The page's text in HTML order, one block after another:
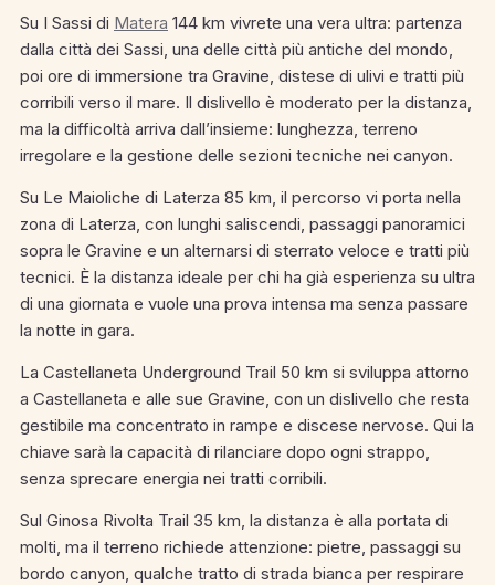
Su I Sassi di Matera 144 km vivrete una vera ultra: partenza
dalla città dei Sassi, una delle città più antiche del mondo,
poi ore di immersione tra Gravine, distese di ulivi e tratti più
corribili verso il mare. Il dislivello è moderato per la distanza,
ma la difficoltà arriva dall’insieme: lunghezza, terreno
irregolare e la gestione delle sezioni tecniche nei canyon.
Su Le Maioliche di Laterza 85 km, il percorso vi porta nella
zona di Laterza, con lunghi saliscendi, passaggi panoramici
sopra le Gravine e un alternarsi di sterrato veloce e tratti più
tecnici. È la distanza ideale per chi ha già esperienza su ultra
di una giornata e vuole una prova intensa ma senza passare
la notte in gara.
La Castellaneta Underground Trail 50 km si sviluppa attorno
a Castellaneta e alle sue Gravine, con un dislivello che resta
gestibile ma concentrato in rampe e discese nervose. Qui la
chiave sarà la capacità di rilanciare dopo ogni strappo,
senza sprecare energia nei tratti corribili.
Sul Ginosa Rivolta Trail 35 km, la distanza è alla portata di
molti, ma il terreno richiede attenzione: pietre, passaggi su
bordo canyon, qualche tratto di strada bianca per respirare